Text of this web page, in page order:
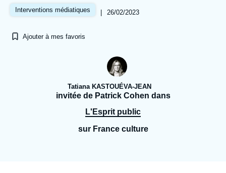
Se connecter
À propos de l'Ifri Recherches fréquentes
Interventions médiatiques | 26/02/2023
Ajouter à mes favoris
Tatiana KASTOUÉVA-JEAN
invitée de Patrick Cohen dans
L'Esprit public
sur France culture